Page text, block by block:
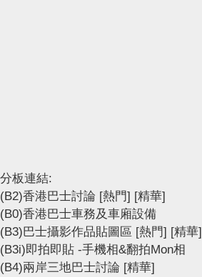
分板連結:
(B2)香港巴士討論 [熱門] [精華]
(B0)香港巴士車務及車廂設備
(B3)巴士攝影作品貼圖區 [熱門] [精華]
(B3i)即拍即貼 -手機相&翻拍Mon相
(B4)兩岸三地巴士討論 [精華]